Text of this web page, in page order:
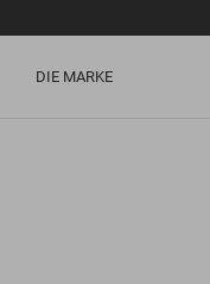
DIE MARKE